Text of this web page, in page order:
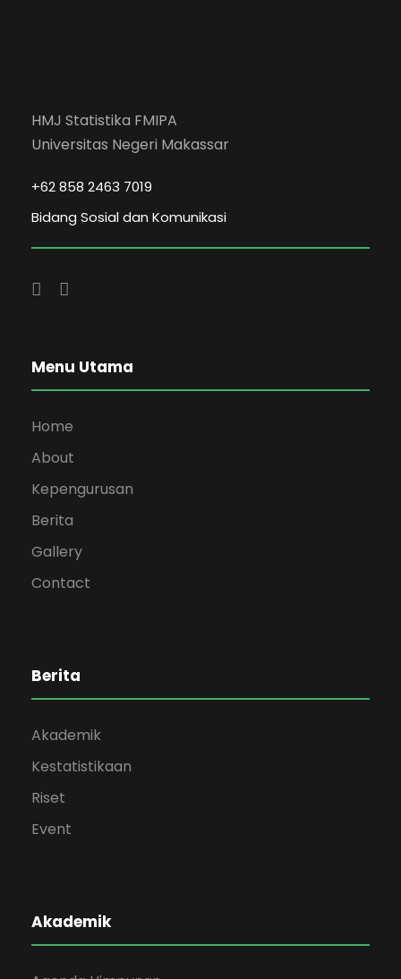
HMJ Statistika FMIPA
Universitas Negeri Makassar
+62 858 2463 7019
Bidang Sosial dan Komunikasi
Menu Utama
Home
About
Kepengurusan
Berita
Gallery
Contact
Berita
Akademik
Kestatistikaan
Riset
Event
Akademik